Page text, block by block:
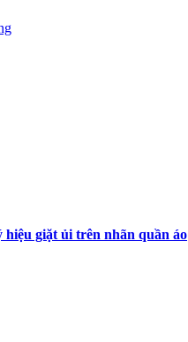
hiệu giặt ủi trên nhãn quần áo